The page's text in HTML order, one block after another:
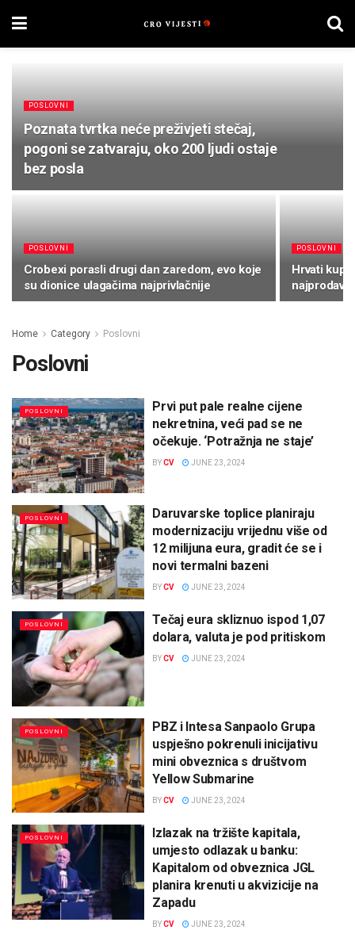
POSLOVNI
Poznata tvrtka neće preživjeti stečaj,
pogoni se zatvaraju, oko 200 ljudi ostaje
bez posla
POSLOVNI
Crobexi porasli drugi dan zaredom, evo koje
su dionice ulagačima najprivlačnije
POSLOVNI
Hrvati
Home Category Poslovni
Poslovni
POSLOVNI
Prvi put pale realne cijene
nekretnina, veći pad se ne
očekuje. ‘Potražnja ne staje’
BYCV JUNE 23, 2024
POSLOVNI
Daruvarske toplice planiraju
modernizaciju vrijednu više od
12 milijuna eura, gradit će se i
novi termalni bazeni
BYCV JUNE 23, 2024
POSLOVNI
Tečaj eura skliznuo ispod 1,07
dolara, valuta je pod pritiskom
BYCV JUNE 23, 2024
POSLOVNI
PBZ i Intesa Sanpaolo Grupa
uspješno pokrenuli inicijativu
mini obveznica s društvom
Yellow Submarine
BYCV JUNE 23, 2024
POSLOVNI
Izlazak na tržište kapitala,
umjesto odlazak u banku:
Kapitalom od obveznica JGL
planira krenuti u akvizicije na
Zapadu
BYCV JUNE 23, 2024